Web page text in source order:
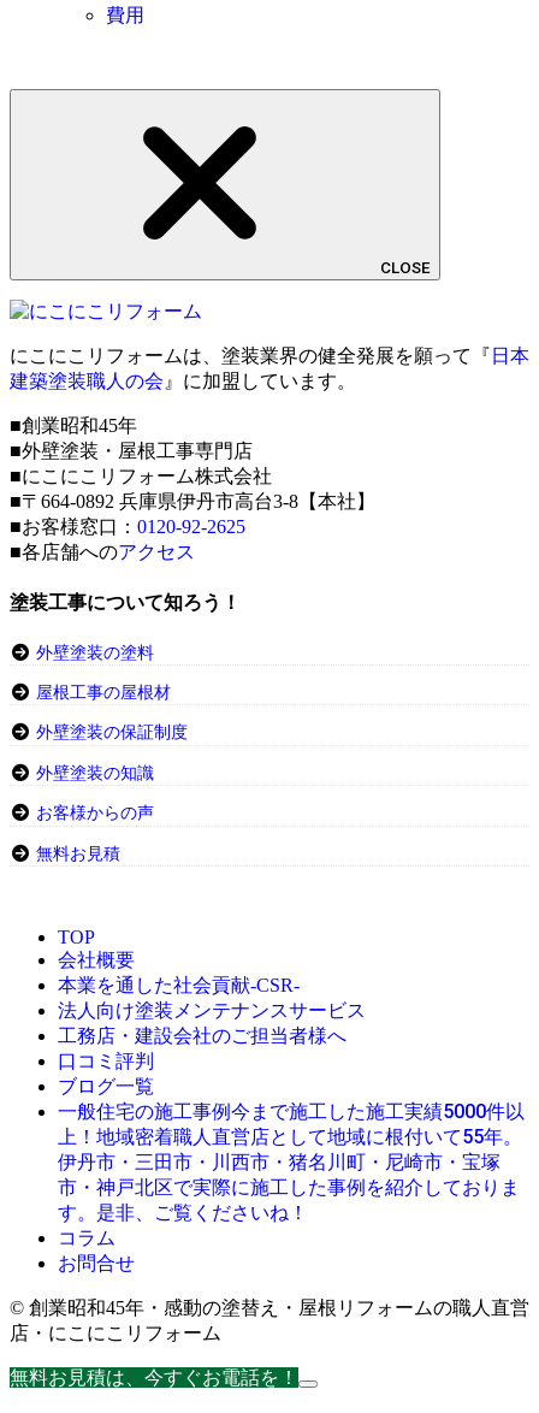
費用
CLOSE
にこにこリフォームは、塗装業界の健全発展を願って『 日本
建築塗装職人の会 』に加盟しています。
■創業昭和45年
■外壁塗装・屋根工事専門店
■にこにこリフォーム株式会社
■〒664-0892 兵庫県伊丹市高台3-8【本社】
■お客様窓口： 0120-92-2625
■各店舗へのアクセス
塗装工事について知ろう！
外壁塗装の塗料
屋根工事の屋根材
外壁塗装の保証制度
外壁塗装の知識
お客様からの声
無料お見積
TOP
会社概要
本業を通した社会貢献-CSR-
法人向け塗装メンテナンスサービス
工務店・建設会社のご担当者様へ
口コミ評判
ブログ一覧
一般住宅の施工事例今まで施工した施工実績5000件以
上！地域密着職人直営店として地域に根付いて55年。
伊丹市・三田市・川西市・猪名川町・尼崎市・宝塚
市・神戸北区で実際に施工した事例を紹介しておりま
す。是非、ご覧くださいね！
コラム
お問合せ
© 創業昭和45年・感動の塗替え・屋根リフォームの職人直営
店・にこにこリフォーム
無料お見積は、今すぐお電話を！